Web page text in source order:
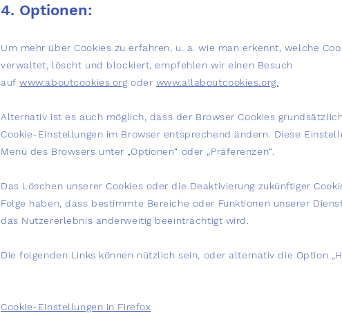
4. Optionen:
Um mehr über Cookies zu erfahren, u. a. wie man erkennt, welche
verwaltet, löscht und blockiert, empfehlen wir einen Besuch
aufwww.aboutcookies.org oder www.allaboutcookies.org.
Alternativ ist es auch möglich, dass der Browser Cookies
Cookie-Einstellungen im Browser entsprechend ändern. Diese
Menü des Browsers unter „Optionen“ oder „Präferenzen“.
Das Löschen unserer Cookies oder die Deaktivierung zukünftiger
Folge haben, dass bestimmte Bereiche oder Funktionen unserer
das Nutzererlebnis anderweitig beeinträchtigt wird.
Die folgenden Links können nützlich sein, oder alternativ die Option
Cookie-Einstellungen in Firefox